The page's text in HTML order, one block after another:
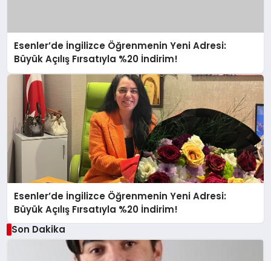
Esenler’de İngilizce Öğrenmenin Yeni Adresi:
Büyük Açılış Fırsatıyla %20 İndirim!
Esenler’de İngilizce Öğrenmenin Yeni Adresi:
Büyük Açılış Fırsatıyla %20 İndirim!
Son Dakika